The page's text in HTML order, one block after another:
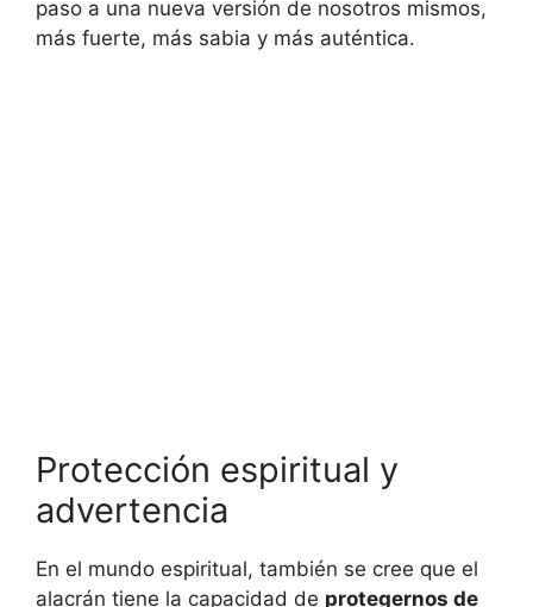
paso a una nueva versión de nosotros mismos,
más fuerte, más sabia y más auténtica.
Protección espiritual y
advertencia
En el mundo espiritual, también se cree que el
alacrán tiene la capacidad de protegernos de